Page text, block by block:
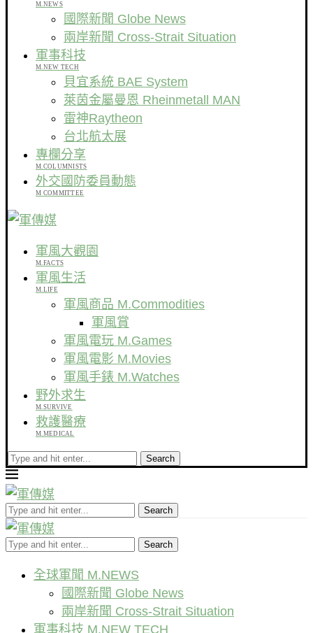
M.NEWS
國際新聞 Globe News
兩岸新聞 Cross-Strait Situation
軍事科技
M.NEW TECH
貝宜系統 BAE System
萊茵金屬曼恩 Rheinmetall MAN
雷神Raytheon
台北航太展
專欄分享
M.COLUMNISTS
外交國防委員動態
M COMMITTEE
軍風大觀園
M.FACTS
軍風生活
M.LIFE
軍風商品 M.Commodities
軍風賞
軍風電玩 M.Games
軍風電影 M.Movies
軍風手錶 M.Watches
野外求生
M.SURVIVE
救護醫療
M.MEDICAL
Search
Search
Search
全球軍聞 M.NEWS
國際新聞 Globe News
兩岸新聞 Cross-Strait Situation
軍事科技 M.NEW TECH